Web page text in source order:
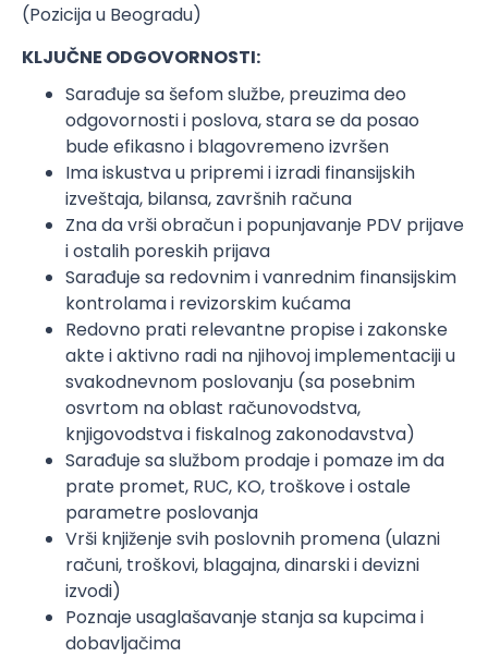
(Pozicija u Beogradu)
KLJUČNE ODGOVORNOSTI:
Sarađuje sa šefom službe, preuzima deo
odgovornosti i poslova, stara se da posao
bude efikasno i blagovremeno izvršen
Ima iskustva u pripremi i izradi finansijskih
izveštaja, bilansa, završnih računa
Zna da vrši obračun i popunjavanje PDV prijave
i ostalih poreskih prijava
Sarađuje sa redovnim i vanrednim finansijskim
kontrolama i revizorskim kućama
Redovno prati relevantne propise i zakonske
akte i aktivno radi na njihovoj implementaciji u
svakodnevnom poslovanju (sa posebnim
osvrtom na oblast računovodstva,
knjigovodstva i fiskalnog zakonodavstva)
Sarađuje sa službom prodaje i pomaze im da
prate promet, RUC, KO, troškove i ostale
parametre poslovanja
Vrši knjiženje svih poslovnih promena (ulazni
računi, troškovi, blagajna, dinarski i devizni
izvodi)
Poznaje usaglašavanje stanja sa kupcima i
dobavljačima